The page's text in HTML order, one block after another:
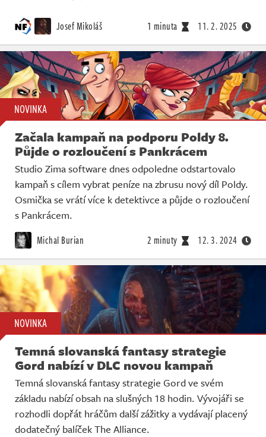
Josef Mikoláš 1 minuta 11. 2. 2025
NOVINKA
Začala kampaň na podporu Poldy 8.
Půjde o rozloučení s Pankrácem
Studio Zima software dnes odpoledne odstartovalo
kampaň s cílem vybrat peníze na zbrusu nový díl Poldy.
Osmička se vrátí více k detektivce a půjde o rozloučení
s Pankrácem.
Michal Burian 2 minuty 12. 3. 2024
NOVINKA
Temná slovanská fantasy strategie
Gord nabízí v DLC novou kampaň
Temná slovanská fantasy strategie Gord ve svém
základu nabízí obsah na slušných 18 hodin. Vývojáři se
rozhodli dopřát hráčům další zážitky a vydávají placený
dodatečný balíček The Alliance.